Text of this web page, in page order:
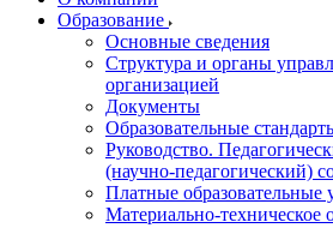
Образование
Основные сведения
Структура и органы
организацией
Документы
Образовательные
Руководство.
(научно‑педагогический)
Платные образовательные
Материально-техническое